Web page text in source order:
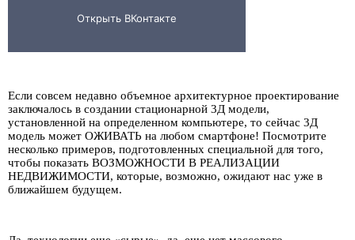
Если совсем недавно объемное архитектурное проектирование
заключалось в создании стационарной 3Д модели,
установленной на определенном компьютере, то сейчас 3Д
модель может ОЖИВАТЬ на любом смартфоне! Посмотрите
несколько примеров, подготовленных специальной для того,
чтобы показать ВОЗМОЖНОСТИ В РЕАЛИЗАЦИИ
НЕДВИЖИМОСТИ, которые, возможно, ожидают нас уже в
ближайшем будущем.